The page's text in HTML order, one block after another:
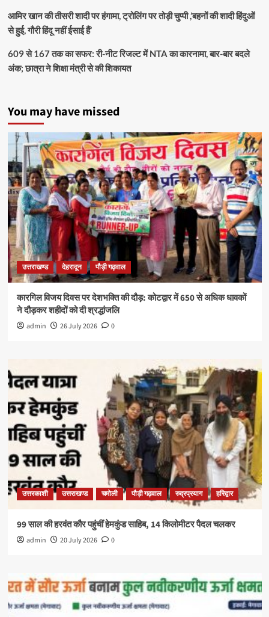
आमिर खान की तीसरी शादी पर हंगामा, ट्रोलिंग पर तोड़ी चुप्पी ,’बहनों की शादी हिंदुओं
से हुई, गौरी हिंदू नहीं ईसाई हैं’
609 से 167 तक का सफर: री-नीट रिजल्ट में NTA का कारनामा, बार-बार बदले
अंक; छात्रा ने शिक्षा मंत्री से की शिकायत
You may have missed
उत्तराखण्ड देहरादून पौड़ी गढ़वाल
कारगिल विजय दिवस पर देशभक्ति की दौड़: कोटद्वार में 650 से अधिक धावकों
ने दौड़कर शहीदों को दी श्रद्धांजलि
admin 26 July 2026 0
उत्तरकाशी उत्तराखण्ड चमोली पौड़ी गढ़वाल रुद्रप्रयाग हरिद्वार
99 साल की हरवंत कौर पहुंचीं हेमकुंड साहिब, 14 किलोमीटर पैदल चलकर
admin 20 July 2026 0